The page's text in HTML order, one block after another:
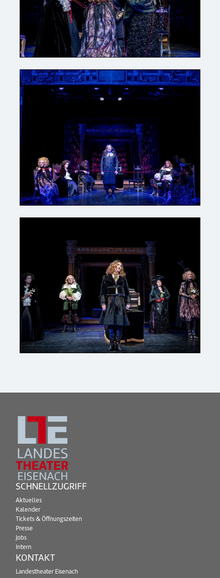
SCHNELLZUGRIFF
Aktuelles
Kalender
Tickets & Öffnungszeiten
Presse
Jobs
Intern
KONTAKT
Landestheater Eisenach